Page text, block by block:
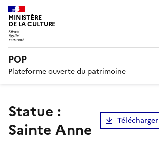
MINISTÈRE
DE LA CULTURE
POP
Plateforme ouverte du patrimoine
statue :
Sainte Anne
Télécharger